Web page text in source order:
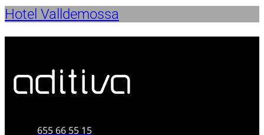
Hotel Valldemossa
655 66 55 15